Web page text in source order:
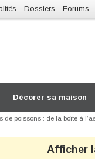
Dossiers Forums
Décorer sa maison
de poissons : de la boîte à
Afficher